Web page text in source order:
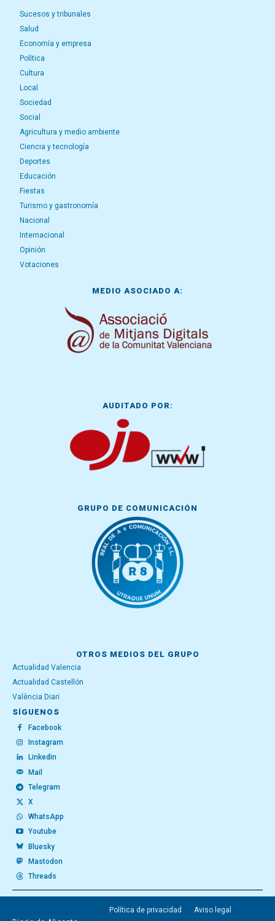
Sucesos y tribunales
Salud
Economía y empresa
Política
Cultura
Local
Sociedad
Social
Agricultura y medio ambiente
Ciencia y tecnología
Deportes
Educación
Fiestas
Turismo y gastronomía
Nacional
Internacional
Opinión
Votaciones
MEDIO ASOCIADO A:
AUDITADO POR:
GRUPO DE COMUNICACIÓN
OTROS MEDIOS DEL GRUPO
Actualidad Valencia
Actualidad Castellón
València Diari
SÍGUENOS
Facebook
Instagram
Linkedin
Mail
Telegram
X
WhatsApp
Youtube
Bluesky
Mastodon
Threads
Política de privacidad
Aviso legal